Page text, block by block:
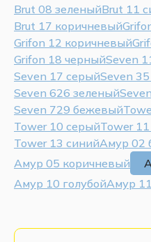
Brut 08 зеленыйBrut 11
Brut 17 коричневый
Grifon 12 коричневый
Grifon 18 черныйSeven
Seven 17 серыйSeven
Seven 626 зеленый
Seven 729 бежевый
Tower 10 серыйTower
Tower 13 синийАмур 02
Амур 05 коричневый
Амур 10 голубойАмур